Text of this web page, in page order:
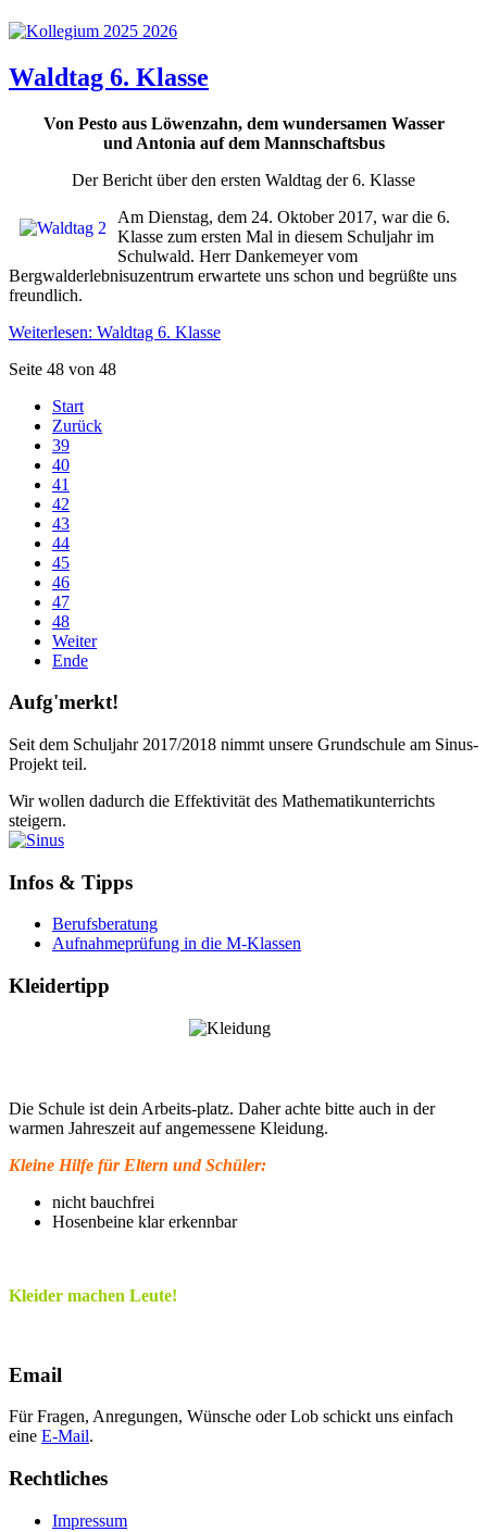
Waldtag 6. Klasse
Von Pesto aus Löwenzahn, dem wundersamen Wasser
und Antonia auf dem Mannschaftsbus
Der Bericht über den ersten Waldtag der 6. Klasse
Am Dienstag, dem 24. Oktober 2017, war die 6.
Klasse zum ersten Mal in diesem Schuljahr im
Schulwald. Herr Dankemeyer vom
Bergwalderlebnisuzentrum erwartete uns schon und begrüßte uns
freundlich.
Weiterlesen: Waldtag 6. Klasse
Seite 48 von 48
Start
Zurück
39
40
41
42
43
44
45
46
47
48
Weiter
Ende
Aufg'merkt!
Seit dem Schuljahr 2017/2018 nimmt unsere Grundschule am Sinus-
Projekt teil.
Wir wollen dadurch die Effektivität des Mathematikunterrichts
steigern.
Infos & Tipps
Berufsberatung
Aufnahmeprüfung in die M-Klassen
Kleidertipp
Die Schule ist dein Arbeits-platz. Daher achte bitte auch in der
warmen Jahreszeit auf angemessene Kleidung.
Kleine Hilfe für Eltern und Schüler:
nicht bauchfrei
Hosenbeine klar erkennbar
Kleider machen Leute!
Email
Für Fragen, Anregungen, Wünsche oder Lob schickt uns einfach
eine E-Mail.
Rechtliches
Impressum